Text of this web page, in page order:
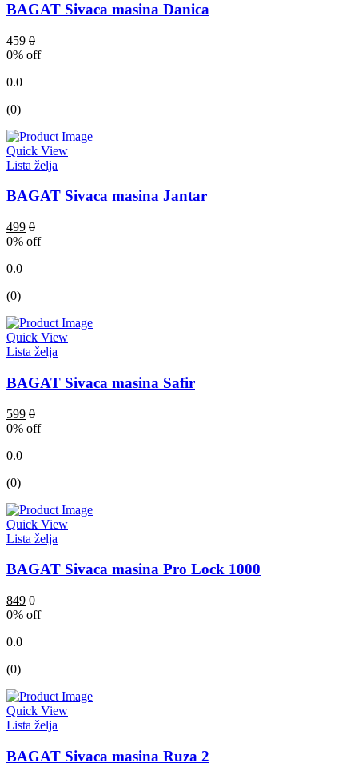
BAGAT Sivaca masina Danica
459 0
0% off
0.0
(0)
Quick View
Lista želja
BAGAT Sivaca masina Jantar
499 0
0% off
0.0
(0)
Quick View
Lista želja
BAGAT Sivaca masina Safir
599 0
0% off
0.0
(0)
Quick View
Lista želja
BAGAT Sivaca masina Pro Lock 1000
849 0
0% off
0.0
(0)
Quick View
Lista želja
BAGAT Sivaca masina Ruza 2